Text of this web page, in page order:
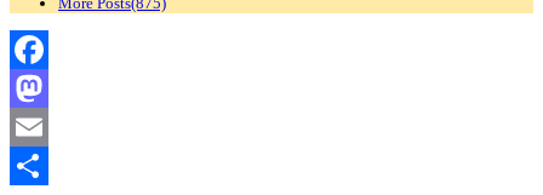
Facebook
Mastodon
Email